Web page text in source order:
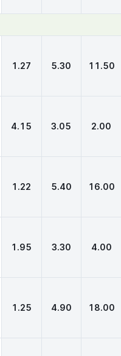
1.27 5.30 11.50
4.15 3.05 2.00
1.22 5.40 16.00
1.95 3.30 4.00
1.25 4.90 18.00